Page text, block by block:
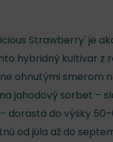
Strawberry' je
hybridný kultivar z
ohnutými
jahodový sorbet –
dorastá do výšky
od júla až do